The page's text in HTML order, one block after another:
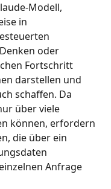
Modell,
in
oder
Fortschritt
darstellen und
schaffen. Da
über viele
können, erfordern
die über ein
Anfrage